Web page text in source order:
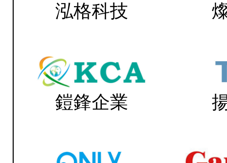
泓格科技
鎧鋒企業